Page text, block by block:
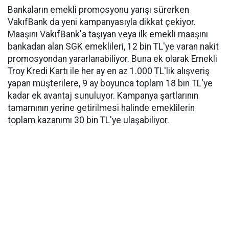
Bankaların emekli promosyonu yarışı sürerken
VakıfBank da yeni kampanyasıyla dikkat çekiyor.
Maaşını VakıfBank'a taşıyan veya ilk emekli maaşını
bankadan alan SGK emeklileri, 12 bin TL'ye varan nakit
promosyondan yararlanabiliyor. Buna ek olarak Emekli
Troy Kredi Kartı ile her ay en az 1.000 TL'lik alışveriş
yapan müşterilere, 9 ay boyunca toplam 18 bin TL'ye
kadar ek avantaj sunuluyor. Kampanya şartlarının
tamamının yerine getirilmesi halinde emeklilerin
toplam kazanımı 30 bin TL'ye ulaşabiliyor.